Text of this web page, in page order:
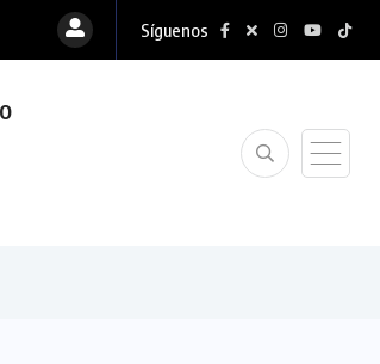
Síguenos